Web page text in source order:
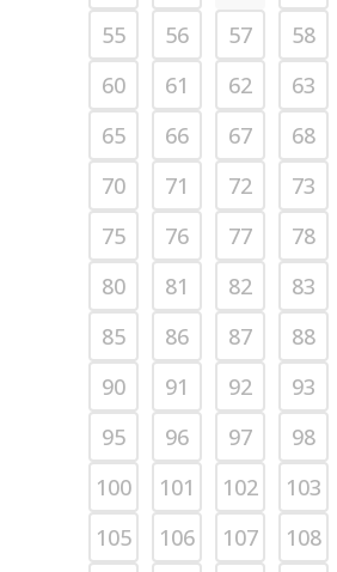
55
56 57 58
60
61 62 63
65
66 67 68
70
71 72 73
75
76 77 78
80
81 82 83
85
86 87 88
90
91 92 93
95
96 97 98
100
101 102 103
105
106 107 108